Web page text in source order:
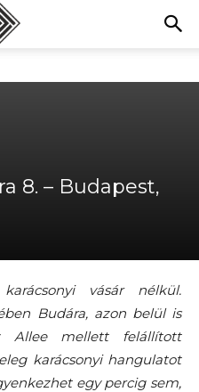
8. – Budapest,
vásár nélkül.
Budára, azon belül is
Allee mellett felállított
karácsonyi hangulatot
egy percig sem,